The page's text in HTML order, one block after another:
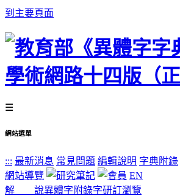
到主要頁面
☰
網站選單
::: 最新消息 常見問題 編輯說明 字典附錄
網站導覽
EN
解 說異體字 附錄字研訂瀏覽